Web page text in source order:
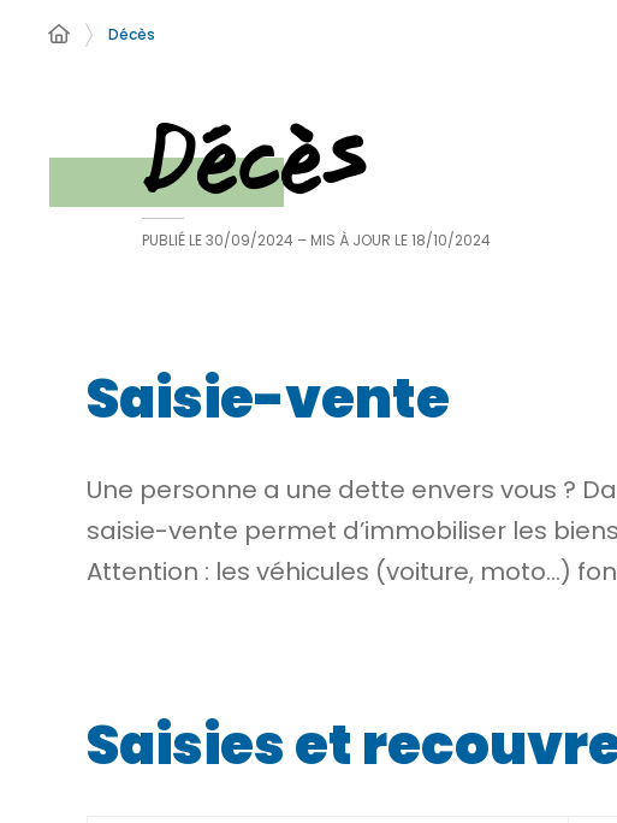
Décès
Décès
PUBLIÉ LE30/09/2024 – MIS À JOUR LE18/10/2024
Saisie-vente
Une personne a une dette envers vous ?
saisie-vente permet d’immobiliser les
Attention : les véhicules (voiture, moto…)
Saisies et